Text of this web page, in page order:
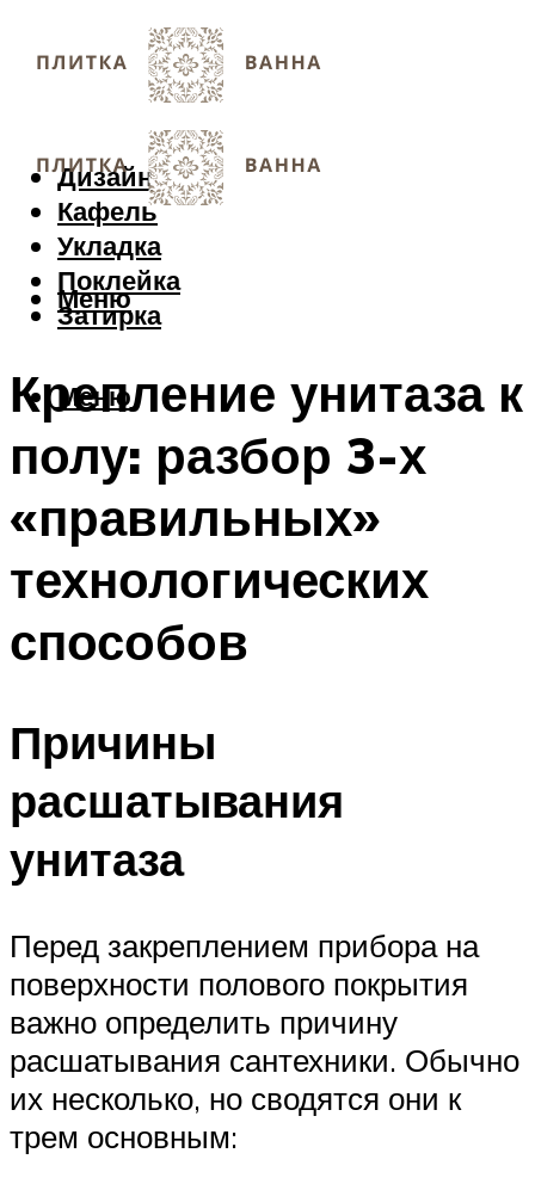
Дизайн
Кафель
Укладка
Поклейка
Затирка
Меню
Меню
Крепление унитаза к
полу: разбор 3-х
«правильных»
технологических
способов
Причины
расшатывания
унитаза
Перед закреплением прибора на
поверхности полового покрытия
важно определить причину
расшатывания сантехники. Обычно
их несколько, но сводятся они к
трем основным: